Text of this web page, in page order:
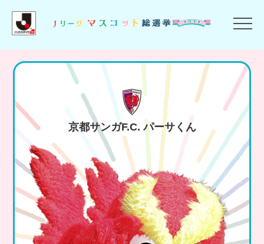
京都サンガF.C.
京都サンガF.C. パーサくん